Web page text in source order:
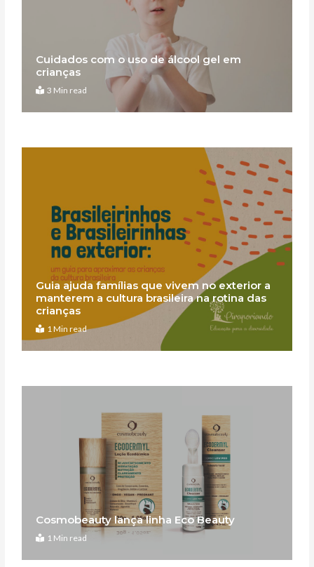
Cuidados com o uso de álcool gel em
crianças
3 Min read
Guia ajuda famílias que vivem no exterior a
manterem a cultura brasileira na rotina das
crianças
1 Min read
Cosmobeauty lança linha Eco Beauty
1 Min read